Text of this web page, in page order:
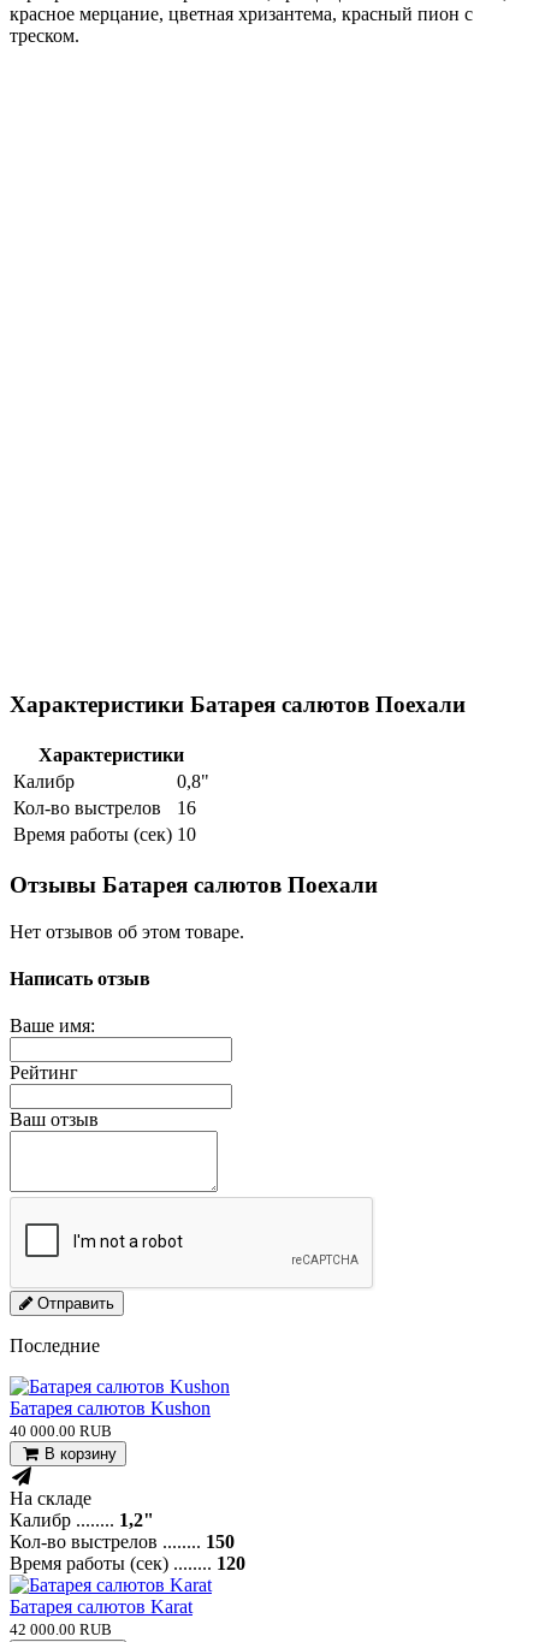
красное мерцание, цветная хризантема, красный пион с
треском.
Характеристики Батарея салютов Поехали
Характеристики
Калибр
0,8"
Кол-во выстрелов
16
Время работы (сек) 10
Отзывы Батарея салютов Поехали
Нет отзывов об этом товаре.
Написать отзыв
Ваше имя:
Рейтинг
Ваш отзыв
Отправить
Последние
Батарея салютов Kushon
40 000.00 RUB
В корзину
На складе
Калибр ........ 1,2"
Кол-во выстрелов ........ 150
Время работы (сек) ........ 120
Батарея салютов Karat
42 000.00 RUB